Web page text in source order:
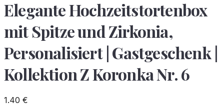
Elegante Hochzeitstortenbox
mit Spitze und Zirkonia,
Personalisiert | Gastgeschenk |
Kollektion Z Koronka Nr. 6
1.40 €